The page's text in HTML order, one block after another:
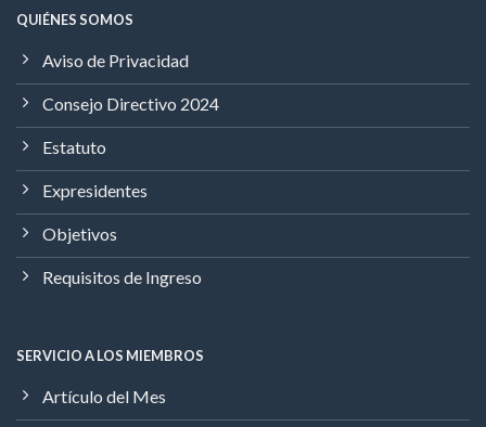
QUIÉNES SOMOS
Aviso de Privacidad
Consejo Directivo 2024
Estatuto
Expresidentes
Objetivos
Requisitos de Ingreso
SERVICIO A LOS MIEMBROS
Artículo del Mes